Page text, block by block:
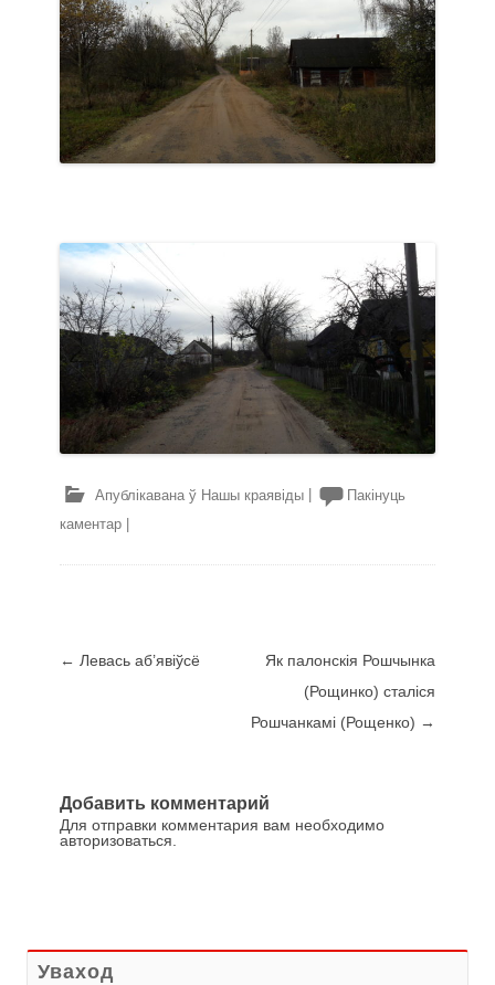
Апублікавана ў Нашы краявіды
Пакінуць
каментар
Навігацыя запіса
← Левась аб’явіўсё
Як палонскія Рошчынка
(Рощинко) сталіся
Рошчанкамі (Рощенко) →
Добавить комментарий
Для отправки комментария вам необходимо
авторизоваться.
Уваход